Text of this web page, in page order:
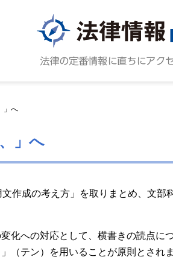
」へ
」へ
作成の考え方」を取りまとめ、文部
化への対応として、横書きの読点に
（テン）を用いることが原則とされま